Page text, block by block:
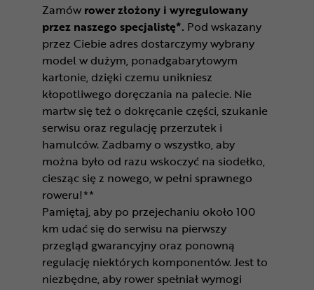
Zamów rower złożony i wyregulowany
przez naszego specjalistę*. Pod wskazany
przez Ciebie adres dostarczymy wybrany
model w dużym, ponadgabarytowym
kartonie, dzięki czemu unikniesz
kłopotliwego doręczania na palecie. Nie
martw się też o dokręcanie części, szukanie
serwisu oraz regulację przerzutek i
hamulców. Zadbamy o wszystko, aby
można było od razu wskoczyć na siodełko,
ciesząc się z nowego, w pełni sprawnego
roweru!**
Pamiętaj, aby po przejechaniu około 100
km udać się do serwisu na pierwszy
przegląd gwarancyjny oraz ponowną
regulację niektórych komponentów. Jest to
niezbędne, aby rower spełniał wymogi